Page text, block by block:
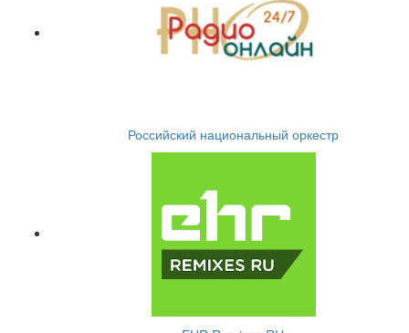
Российский национальный оркестр